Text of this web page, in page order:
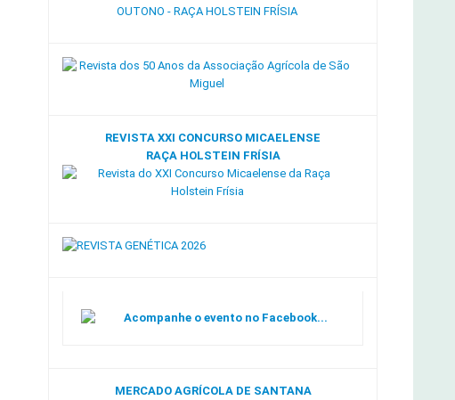
REVISTA XXI CONCURSO MICAELENSE
RAÇA HOLSTEIN FRÍSIA
Acompanhe o evento no Facebook...
MERCADO AGRÍCOLA DE SANTANA